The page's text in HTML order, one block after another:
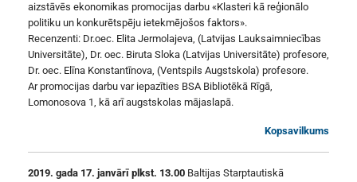
aizstāvēs ekonomikas promocijas darbu «Klasteri kā reģionālo
politiku un konkurētspēju ietekmējošos faktors».
Recenzenti: Dr.oec. Elita Jermolajeva, (Latvijas Lauksaimniecības
Universitāte), Dr. oec. Biruta Sloka (Latvijas Universitāte) profesore,
Dr. oec. Elīna Konstantīnova, (Ventspils Augstskola) profesore.
Ar promocijas darbu var iepazīties BSA Bibliotēkā Rīgā,
Lomonosova 1, kā arī augstskolas mājaslapā.
Kopsavilkums
2019. gada 17. janvārī plkst. 13.00 Baltijas Starptautiskā